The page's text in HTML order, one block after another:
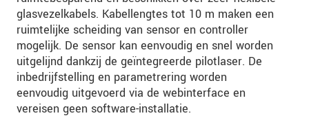
glasvezelkabels. Kabellengtes tot 10 m maken een
ruimtelijke scheiding van sensor en controller
mogelijk. De sensor kan eenvoudig en snel worden
uitgelijnd dankzij de geïntegreerde pilotlaser. De
inbedrijfstelling en parametrering worden
eenvoudig uitgevoerd via de webinterface en
vereisen geen software-installatie.